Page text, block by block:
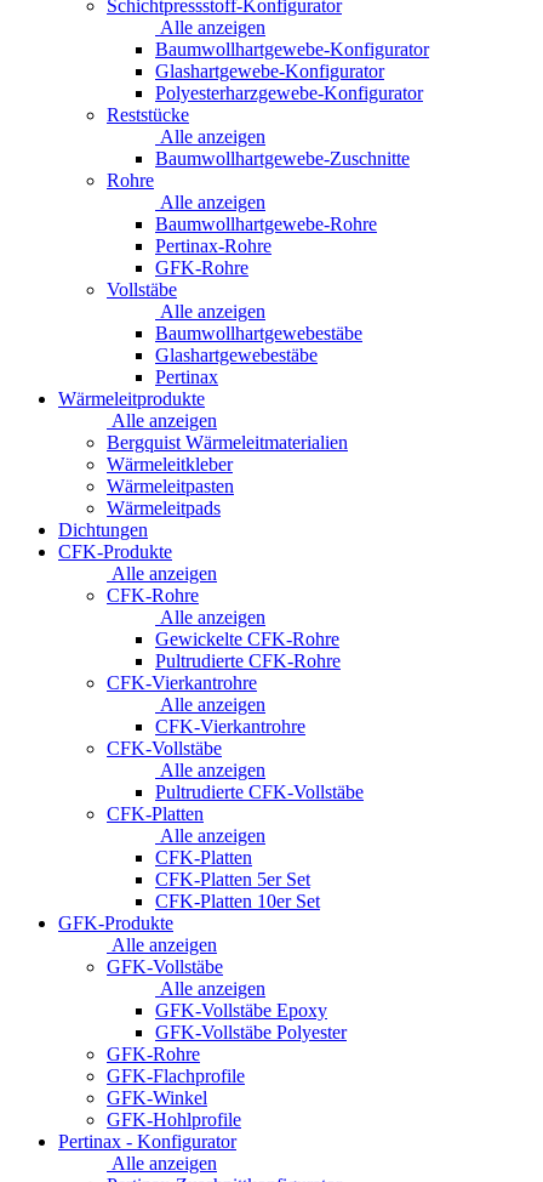
Schichtpressstoff-Konfigurator
Alle anzeigen
Baumwollhartgewebe-Konfigurator
Glashartgewebe-Konfigurator
Polyesterharzgewebe-Konfigurator
Reststücke
Alle anzeigen
Baumwollhartgewebe-Zuschnitte
Rohre
Alle anzeigen
Baumwollhartgewebe-Rohre
Pertinax-Rohre
GFK-Rohre
Vollstäbe
Alle anzeigen
Baumwollhartgewebestäbe
Glashartgewebestäbe
Pertinax
Wärmeleitprodukte
Alle anzeigen
Bergquist Wärmeleitmaterialien
Wärmeleitkleber
Wärmeleitpasten
Wärmeleitpads
Dichtungen
CFK-Produkte
Alle anzeigen
CFK-Rohre
Alle anzeigen
Gewickelte CFK-Rohre
Pultrudierte CFK-Rohre
CFK-Vierkantrohre
Alle anzeigen
CFK-Vierkantrohre
CFK-Vollstäbe
Alle anzeigen
Pultrudierte CFK-Vollstäbe
CFK-Platten
Alle anzeigen
CFK-Platten
CFK-Platten 5er Set
CFK-Platten 10er Set
GFK-Produkte
Alle anzeigen
GFK-Vollstäbe
Alle anzeigen
GFK-Vollstäbe Epoxy
GFK-Vollstäbe Polyester
GFK-Rohre
GFK-Flachprofile
GFK-Winkel
GFK-Hohlprofile
Pertinax - Konfigurator
Alle anzeigen